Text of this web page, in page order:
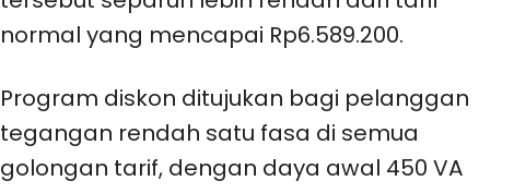
normal yang mencapai Rp6.589.200.
Program diskon ditujukan bagi pelanggan
tegangan rendah satu fasa di semua
golongan tarif, dengan daya awal 450 VA